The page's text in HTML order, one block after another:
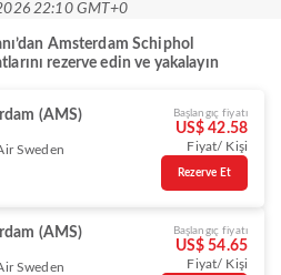
22:10 GMT+0
Amsterdam Schiphol
rezerve edin ve yakalayın
(AMS)
Sweden
Başlangıç fiyatı
US$ 42.58
Fiyat/ Kişi
Rezerve Et
(AMS)
Sweden
Başlangıç fiyatı
US$ 54.65
Fiyat/ Kişi